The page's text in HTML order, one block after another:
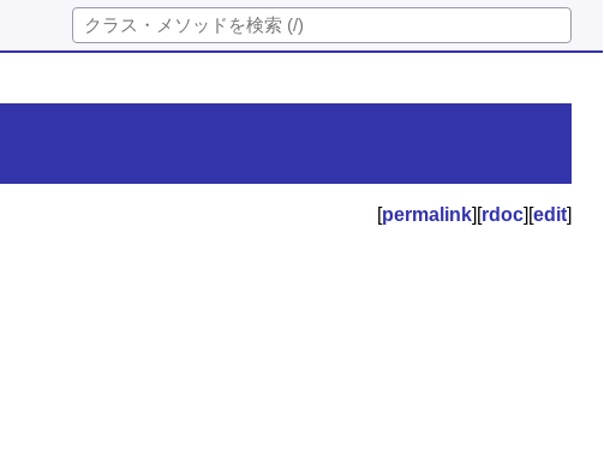
[permalink][rdoc][edit]